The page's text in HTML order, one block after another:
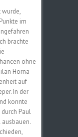
wurde,
im
brachte
ohne
Horna
auf
In der
konnte
Paul